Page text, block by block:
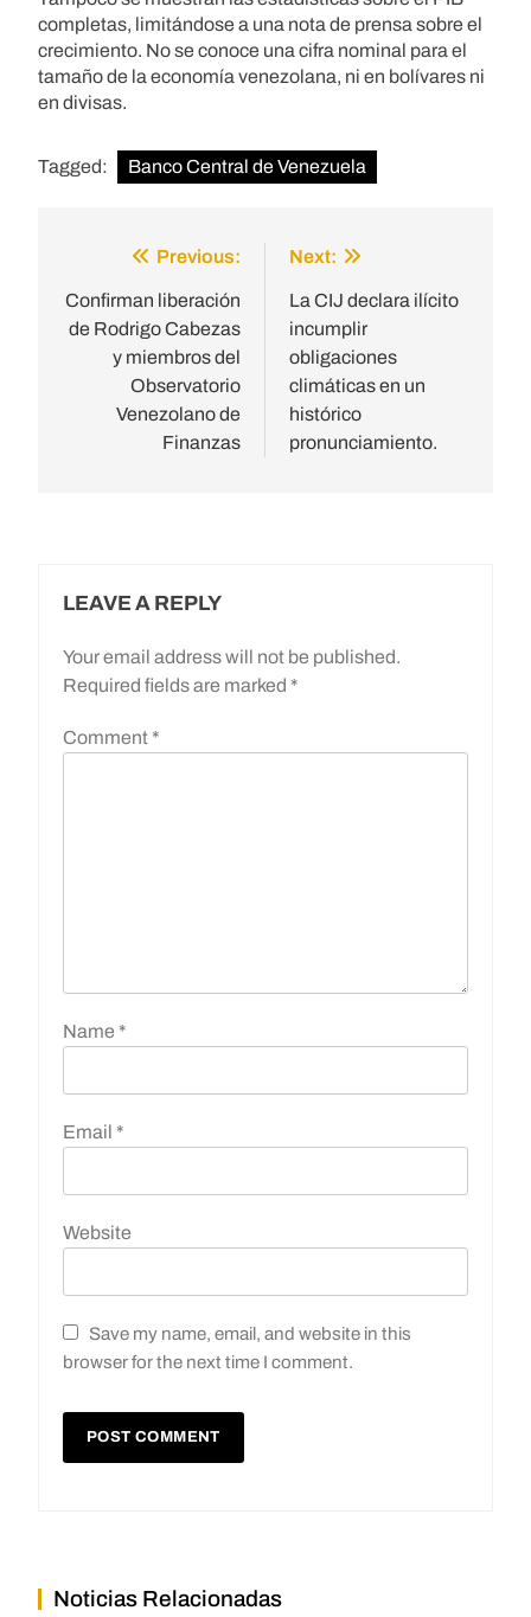
completas, limitándose a una nota de prensa sobre el
crecimiento. No se conoce una cifra nominal para el
tamaño de la economía venezolana, ni en bolívares ni
en divisas.
Tagged: Banco Central de Venezuela
navigation
Previous:
Confirman liberación
de Rodrigo Cabezas
y miembros del
Observatorio
Venezolano de
Finanzas
Next:
La CIJ declara ilícito
incumplir
obligaciones
climáticas en un
histórico
pronunciamiento.
LEAVE A REPLY
Your email address will not be published.
Required fields are marked *
Comment *
Name *
Email *
Website
Save my name, email, and website in this
browser for the next time I comment.
Noticias Relacionadas